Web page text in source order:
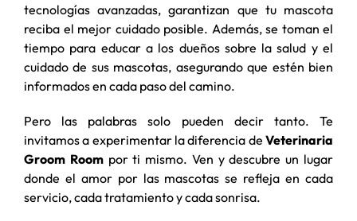
tecnologías avanzadas, garantizan que tu mascota
reciba el mejor cuidado posible. Además, se toman el
tiempo para educar a los dueños sobre la salud y el
cuidado de sus mascotas, asegurando que estén bien
informados en cada paso del camino.
Pero las palabras solo pueden decir tanto. Te
invitamos a experimentar la diferencia de Veterinaria
Groom Roompor ti mismo. Ven y descubre un lugar
donde el amor por las mascotas se refleja en cada
servicio, cada tratamiento y cada sonrisa.